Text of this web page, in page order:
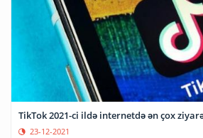
TikTok 2021-ci ildə internetdə ən çox
23-12-2021